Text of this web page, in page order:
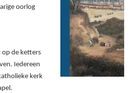
oorlog
op de ketters
Iedereen
kerk